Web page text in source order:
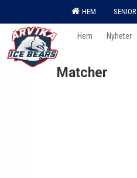
HEM SENIOR
Hem Nyheter
Matcher